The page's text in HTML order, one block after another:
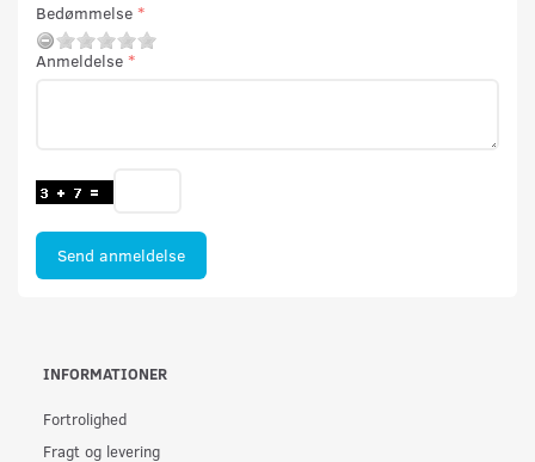
Bedømmelse
Anmeldelse
Send anmeldelse
INFORMATIONER
Fortrolighed
Fragt og levering